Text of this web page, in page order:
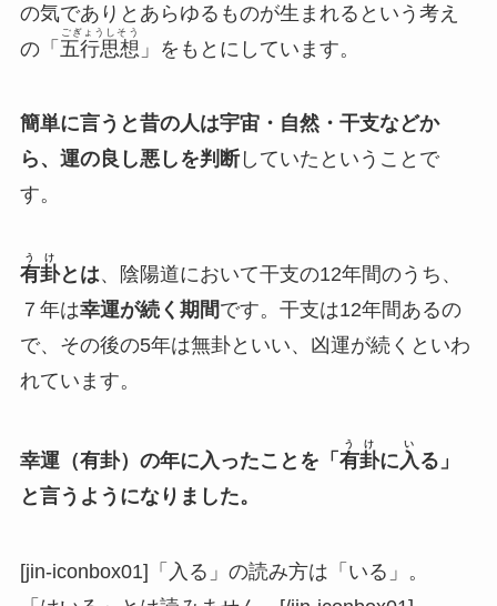
の気でありとあらゆるものが生まれるという考え
の「 五行思想
ごぎょうしそう
」をもとにしています。
簡単に言うと昔の人は宇宙・自然・干支などか
ら、運の良し悪しを判断していたということで
す。
有卦
うけ
とは、陰陽道において干支の12年間のうち、
７年は幸運が続く期間です。干支は12年間あるの
で、その後の5年は無卦といい、凶運が続くといわ
れています。
幸運（有卦）の年に入ったことを「 有卦
うけ
に入
い
る」
と言うようになりました。
[jin-iconbox01]「入る」の読み方は「いる」。